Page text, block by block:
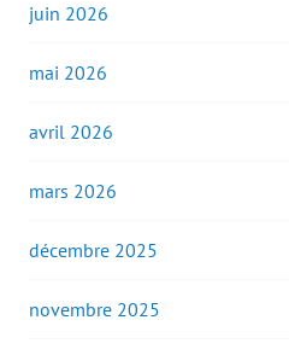
juin 2026
mai 2026
avril 2026
mars 2026
décembre 2025
novembre 2025